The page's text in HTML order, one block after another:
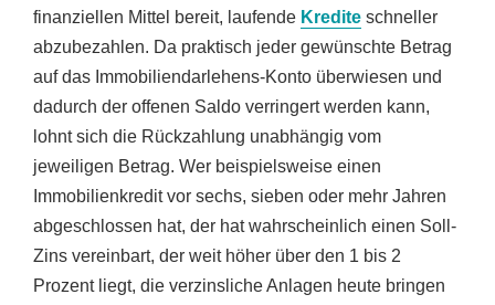
finanziellen Mittel bereit, laufende Kredite schneller
abzubezahlen. Da praktisch jeder gewünschte Betrag
auf das Immobiliendarlehens-Konto überwiesen und
dadurch der offenen Saldo verringert werden kann,
lohnt sich die Rückzahlung unabhängig vom
jeweiligen Betrag. Wer beispielsweise einen
Immobilienkredit vor sechs, sieben oder mehr Jahren
abgeschlossen hat, der hat wahrscheinlich einen Soll-
Zins vereinbart, der weit höher über den 1 bis 2
Prozent liegt, die verzinsliche Anlagen heute bringen